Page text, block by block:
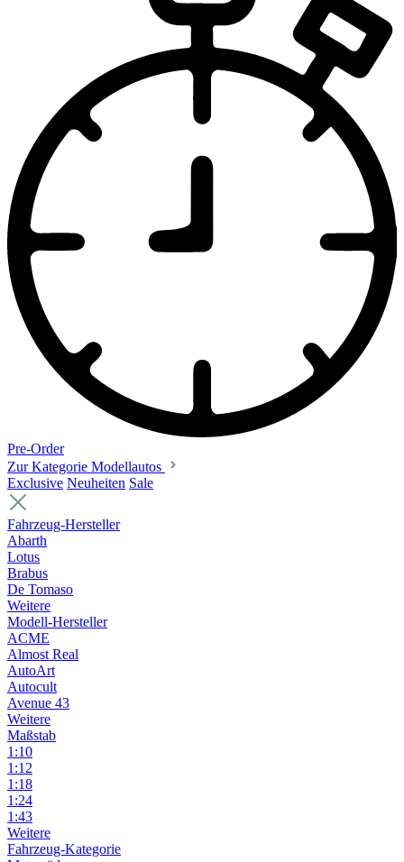
Pre-Order
Zur Kategorie Modellautos
Exclusive Neuheiten Sale
Fahrzeug-Hersteller
Abarth
Lotus
Brabus
De Tomaso
Weitere
Modell-Hersteller
ACME
Almost Real
AutoArt
Autocult
Avenue 43
Weitere
Maßstab
1:10
1:12
1:18
1:24
1:43
Weitere
Fahrzeug-Kategorie